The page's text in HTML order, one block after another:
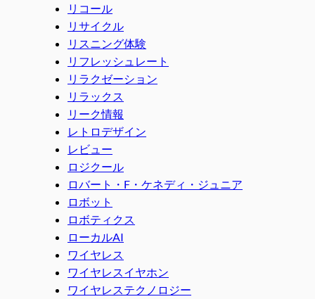
リコール
リサイクル
リスニング体験
リフレッシュレート
リラクゼーション
リラックス
リーク情報
レトロデザイン
レビュー
ロジクール
ロバート・F・ケネディ・ジュニア
ロボット
ロボティクス
ローカルAI
ワイヤレス
ワイヤレスイヤホン
ワイヤレステクノロジー